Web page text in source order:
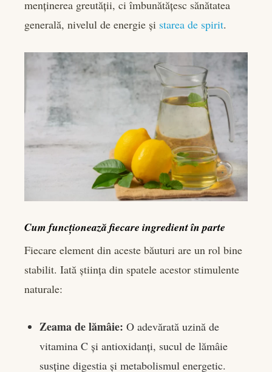
menținerea greutății, ci îmbunătățesc sănătatea
generală, nivelul de energie și starea de spirit.
Cum funcționează fiecare ingredient în parte
Fiecare element din aceste băuturi are un rol bine
stabilit. Iată știința din spatele acestor stimulente
naturale:
Zeama de lămâie: O adevărată uzină de
vitamina C și antioxidanți, sucul de lămâie
susține digestia și metabolismul energetic.